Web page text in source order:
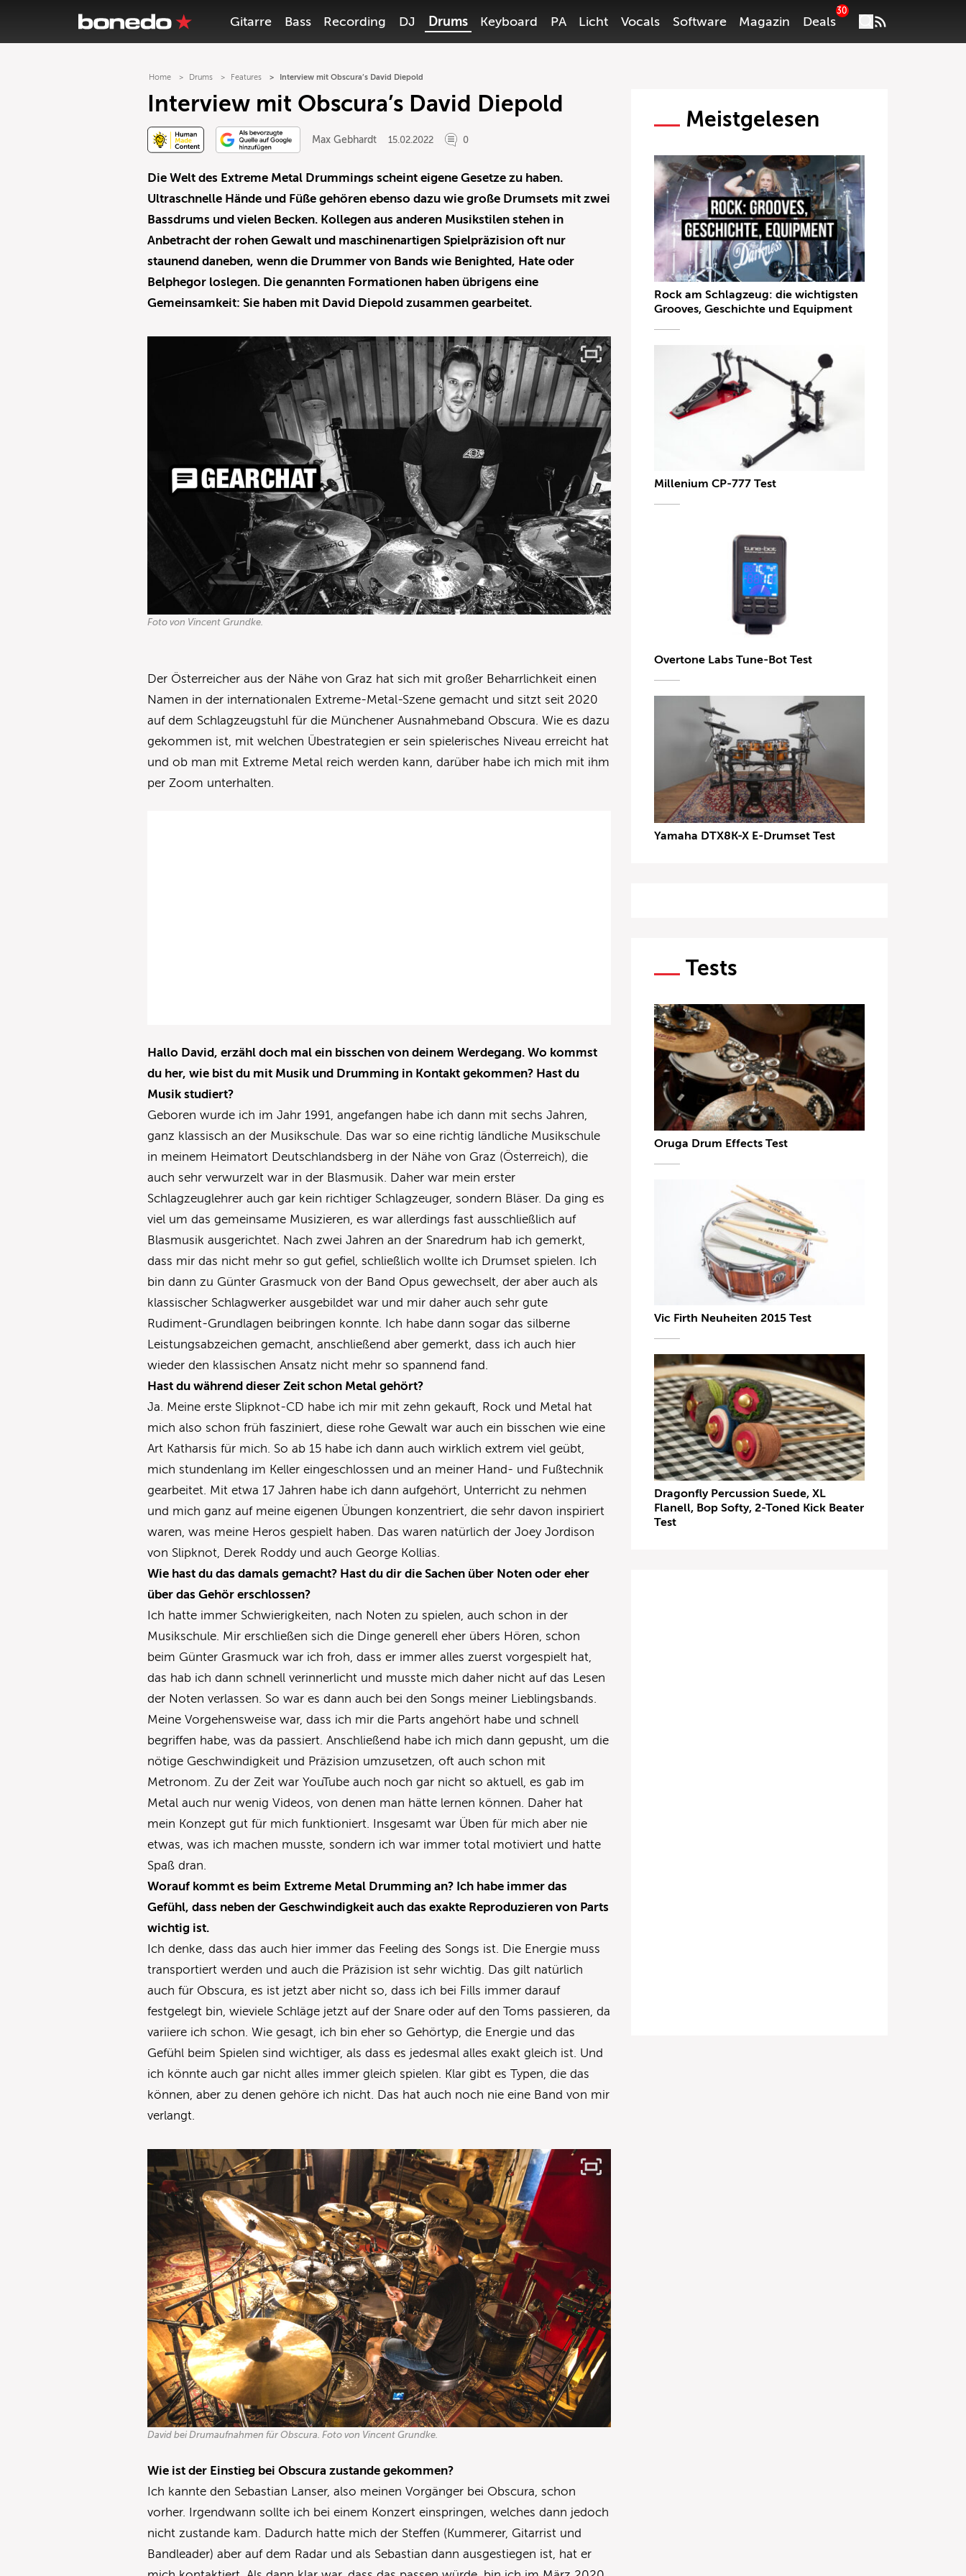
Gitarre Bass Recording DJ Drums Keyboard PA Licht Vocals Software Magazin Deals
30
Home Drums Features Interview mit Obscura’s David Diepold
Interview mit Obscura’s David Diepold
Max Gebhardt 15.02.2022 0
Die Welt des Extreme Metal Drummings scheint eigene Gesetze zu haben.
Ultraschnelle Hände und Füße gehören ebenso dazu wie große Drumsets mit zwei
Bassdrums und vielen Becken. Kollegen aus anderen Musikstilen stehen in
Anbetracht der rohen Gewalt und maschinenartigen Spielpräzision oft nur
staunend daneben, wenn die Drummer von Bands wie Benighted, Hate oder
Belphegor loslegen. Die genannten Formationen haben übrigens eine
Gemeinsamkeit: Sie haben mit David Diepold zusammen gearbeitet.
Foto von Vincent Grundke.
Der Österreicher aus der Nähe von Graz hat sich mit großer Beharrlichkeit einen
Namen in der internationalen Extreme-Metal-Szene gemacht und sitzt seit 2020
auf dem Schlagzeugstuhl für die Münchener Ausnahmeband Obscura. Wie es dazu
gekommen ist, mit welchen Übestrategien er sein spielerisches Niveau erreicht hat
und ob man mit Extreme Metal reich werden kann, darüber habe ich mich mit ihm
per Zoom unterhalten.
Hallo David, erzähl doch mal ein bisschen von deinem Werdegang. Wo kommst
du her, wie bist du mit Musik und Drumming in Kontakt gekommen? Hast du
Musik studiert?
Geboren wurde ich im Jahr 1991, angefangen habe ich dann mit sechs Jahren,
ganz klassisch an der Musikschule. Das war so eine richtig ländliche Musikschule
in meinem Heimatort Deutschlandsberg in der Nähe von Graz (Österreich), die
auch sehr verwurzelt war in der Blasmusik. Daher war mein erster
Schlagzeuglehrer auch gar kein richtiger Schlagzeuger, sondern Bläser. Da ging es
viel um das gemeinsame Musizieren, es war allerdings fast ausschließlich auf
Blasmusik ausgerichtet. Nach zwei Jahren an der Snaredrum hab ich gemerkt,
dass mir das nicht mehr so gut gefiel, schließlich wollte ich Drumset spielen. Ich
bin dann zu Günter Grasmuck von der Band Opus gewechselt, der aber auch als
klassischer Schlagwerker ausgebildet war und mir daher auch sehr gute
Rudiment-Grundlagen beibringen konnte. Ich habe dann sogar das silberne
Leistungsabzeichen gemacht, anschließend aber gemerkt, dass ich auch hier
wieder den klassischen Ansatz nicht mehr so spannend fand.
Hast du während dieser Zeit schon Metal gehört?
Ja. Meine erste Slipknot-CD habe ich mir mit zehn gekauft, Rock und Metal hat
mich also schon früh fasziniert, diese rohe Gewalt war auch ein bisschen wie eine
Art Katharsis für mich. So ab 15 habe ich dann auch wirklich extrem viel geübt,
mich stundenlang im Keller eingeschlossen und an meiner Hand- und Fußtechnik
gearbeitet. Mit etwa 17 Jahren habe ich dann aufgehört, Unterricht zu nehmen
und mich ganz auf meine eigenen Übungen konzentriert, die sehr davon inspiriert
waren, was meine Heros gespielt haben. Das waren natürlich der Joey Jordison
von Slipknot, Derek Roddy und auch George Kollias.
Wie hast du das damals gemacht? Hast du dir die Sachen über Noten oder eher
über das Gehör erschlossen?
Ich hatte immer Schwierigkeiten, nach Noten zu spielen, auch schon in der
Musikschule. Mir erschließen sich die Dinge generell eher übers Hören, schon
beim Günter Grasmuck war ich froh, dass er immer alles zuerst vorgespielt hat,
das hab ich dann schnell verinnerlicht und musste mich daher nicht auf das Lesen
der Noten verlassen. So war es dann auch bei den Songs meiner Lieblingsbands.
Meine Vorgehensweise war, dass ich mir die Parts angehört habe und schnell
begriffen habe, was da passiert. Anschließend habe ich mich dann gepusht, um die
nötige Geschwindigkeit und Präzision umzusetzen, oft auch schon mit
Metronom. Zu der Zeit war YouTube auch noch gar nicht so aktuell, es gab im
Metal auch nur wenig Videos, von denen man hätte lernen können. Daher hat
mein Konzept gut für mich funktioniert. Insgesamt war Üben für mich aber nie
etwas, was ich machen musste, sondern ich war immer total motiviert und hatte
Spaß dran.
Worauf kommt es beim Extreme Metal Drumming an? Ich habe immer das
Gefühl, dass neben der Geschwindigkeit auch das exakte Reproduzieren von Parts
wichtig ist.
Ich denke, dass das auch hier immer das Feeling des Songs ist. Die Energie muss
transportiert werden und auch die Präzision ist sehr wichtig. Das gilt natürlich
auch für Obscura, es ist jetzt aber nicht so, dass ich bei Fills immer darauf
festgelegt bin, wieviele Schläge jetzt auf der Snare oder auf den Toms passieren, da
variiere ich schon. Wie gesagt, ich bin eher so Gehörtyp, die Energie und das
Gefühl beim Spielen sind wichtiger, als dass es jedesmal alles exakt gleich ist. Und
ich könnte auch gar nicht alles immer gleich spielen. Klar gibt es Typen, die das
können, aber zu denen gehöre ich nicht. Das hat auch noch nie eine Band von mir
verlangt.
David bei Drumaufnahmen für Obscura. Foto von Vincent Grundke.
Wie ist der Einstieg bei Obscura zustande gekommen?
Ich kannte den Sebastian Lanser, also meinen Vorgänger bei Obscura, schon
vorher. Irgendwann sollte ich bei einem Konzert einspringen, welches dann jedoch
nicht zustande kam. Dadurch hatte mich der Steffen (Kummerer, Gitarrist und
Bandleader) aber auf dem Radar und als Sebastian dann ausgestiegen ist, hat er
Meistgelesen
Rock am Schlagzeug: die wichtigsten
Grooves, Geschichte und Equipment
Millenium CP-777 Test
Overtone Labs Tune-Bot Test
Yamaha DTX8K-X E-Drumset Test
Tests
Oruga Drum Effects Test
Vic Firth Neuheiten 2015 Test
Dragonfly Percussion Suede, XL
Flanell, Bop Softy, 2-Toned Kick Beater
Test